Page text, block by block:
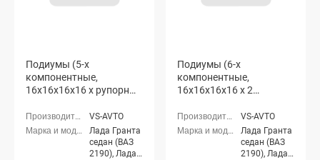
Подиумы (5-х
компонентные,
16x16x16x16 x рупорный
Гранта
VS-AVTO
Лада Гранта
седан (ВАЗ
2190), Лада
Подиумы (6-х
компонентные,
16x16x16x16 x 2
avto" Лада Гранта
VS-AVTO
Лада Гранта
седан (ВАЗ
2190), Лада